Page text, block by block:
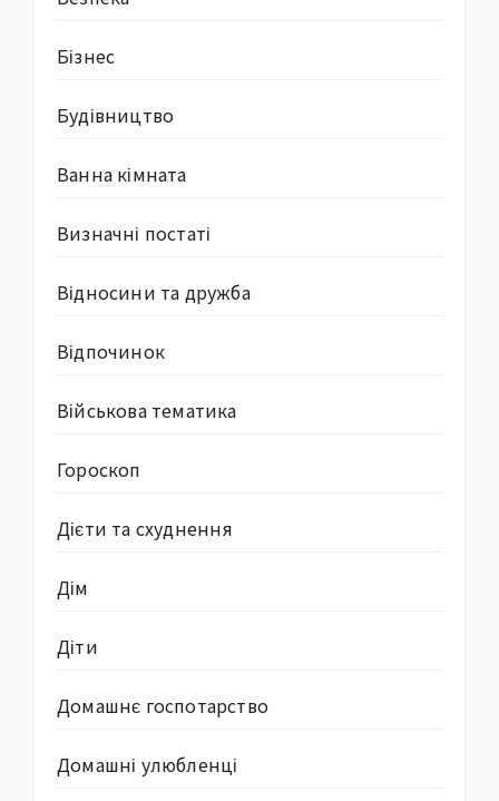
Бізнес
Будівництво
Ванна кімната
Визначні постаті
Відносини та дружба
Відпочинок
Військова тематика
Гороскоп
Дієти та схуднення
Дім
Діти
Домашнє госпотарство
Домашні улюбленці